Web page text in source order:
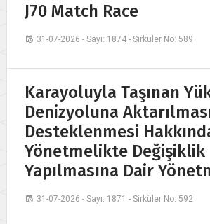
J70 Match Race
31-07-2026 - Sayı: 1874 - Sirküler No: 589
Karayoluyla Taşınan
Denizyoluna
Desteklenmesi
Yönetmelikte Değişiklik
Yapılmasına Dair
31-07-2026 - Sayı: 1871 - Sirküler No: 592